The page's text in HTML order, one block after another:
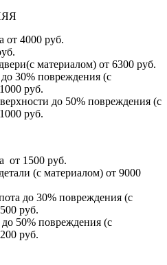
от 4000 руб.
материалом) от 6300 руб.
30% повреждения (с
руб.
до 50% повреждения (с
руб.
от 1500 руб.
(с материалом) от 9000
до 30% повреждения (с
руб.
50% повреждения (с
руб.